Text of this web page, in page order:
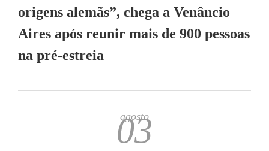
origens alemãs”, chega a Venâncio
Aires após reunir mais de 900 pessoas
na pré-estreia
agosto
03